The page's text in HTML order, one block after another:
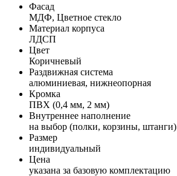
Фасад
МДФ, Цветное стекло
Материал корпуса
ЛДСП
Цвет
Коричневый
Раздвижная система
алюминиевая, нижнеопорная
Кромка
ПВХ (0,4 мм, 2 мм)
Внутреннее наполнение
на выбор (полки, корзины, штанги)
Размер
индивидуальный
Цена
указана за базовую комплектацию